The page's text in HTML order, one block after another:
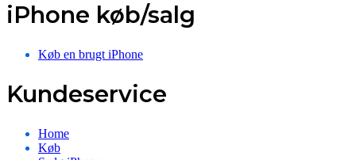
iPhone køb/salg
Køb en brugt iPhone
Kundeservice
Home
Køb